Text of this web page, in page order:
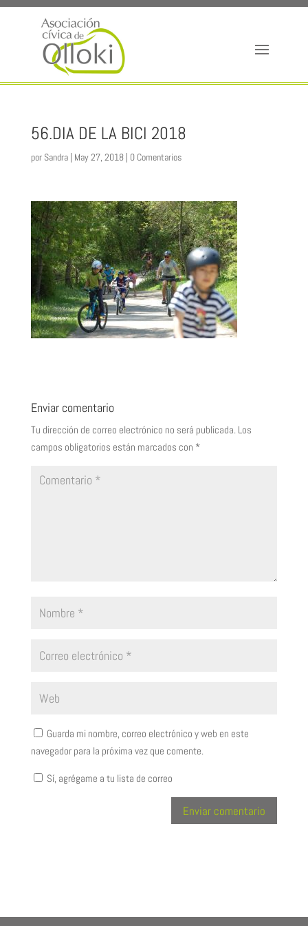
56.DIA DE LA BICI 2018
por Sandra| May 27, 2018| 0 Comentarios
Enviar comentario
Tu dirección de correo electrónico no será publicada. Los
campos obligatorios están marcados con *
Guarda mi nombre, correo electrónico y web en este
navegador para la próxima vez que comente.
Sí, agrégame a tu lista de correo